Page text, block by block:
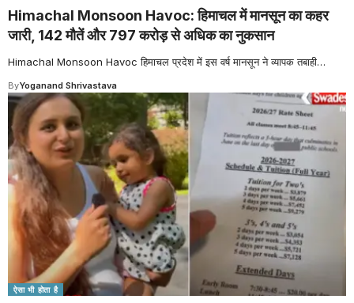
Himachal Monsoon Havoc: हिमाचल में मानसून का कहर
जारी, 142 मौतें और 797 करोड़ से अधिक का नुकसान
Himachal Monsoon Havoc हिमाचल प्रदेश में इस वर्ष मानसून ने व्यापक तबाही…
ByYoganand Shrivastava
ऐसा भी होता है